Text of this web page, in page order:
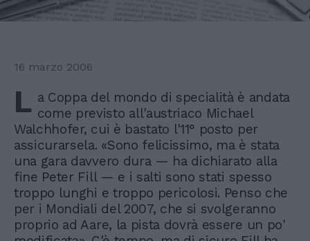
16 marzo 2006
L a Coppa del mondo di specialità è andata
come previsto all'austriaco Michael
Walchhofer, cui è bastato l'11° posto per
assicurarsela. «Sono felicissimo, ma è stata
una gara davvero dura — ha dichiarato alla
fine Peter Fill — e i salti sono stati spesso
troppo lunghi e troppo pericolosi. Penso che
per i Mondiali del 2007, che si svolgeranno
proprio ad Aare, la pista dovrà essere un po'